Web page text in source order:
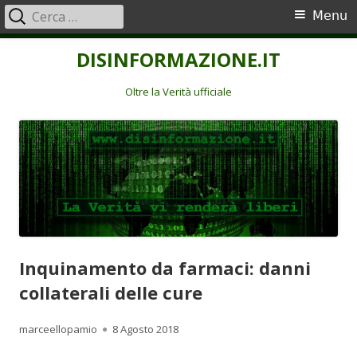
DISINFORMAZIONE.IT
Oltre la Verità ufficiale
Menu
principale
Menu
Ricerca
per:
Inquinamento da farmaci: danni
collaterali delle cure
Autore
marceellopamio Pubblicato
8 Agosto 2018